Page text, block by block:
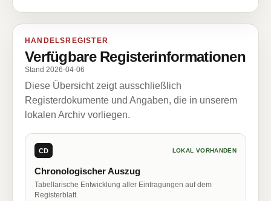
HANDELSREGISTER
Verfügbare Registerinformationen
Stand 2026-04-06
Diese Übersicht zeigt ausschließlich
Registerdokumente und Angaben, die in unserem
lokalen Archiv vorliegen.
CD LOKAL VORHANDEN
Chronologischer Auszug
Tabellarische Entwicklung aller Eintragungen auf dem
Registerblatt.